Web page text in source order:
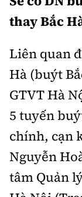
Vật liệu xây
Quản lý đô thị
Đường bộ
Đường sắt
Đăng kiểm
Đường sắt tốc
Đường thủy
Hàng hải
Thị trường
Tài chính
Chứng khoán
Doanh nghiệp
Pháp luật
Thanh tra
An ninh hình sự
Điều tra
Pháp đình
Hỏi - Đáp
An toàn
Giao thông 24h
ATGT địa
Văn hóa giao
Lái xe an toàn
Chất lượng
Giáo dục
Y tế
Đời sống
Văn hóa -
Văn hóa
Showbiz
Thể thao
Bóng đá
thay Bắc
Liên quan
Hà (buýt
GTVT Hà
5 tuyến
chính, cạn
Nguyễn
tâm Quản